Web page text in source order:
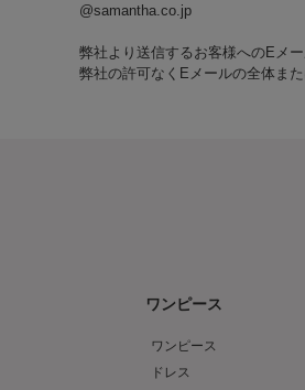
@samantha.co.jp
弊社より送信するお客様へのEメ
弊社の許可なくEメールの全体ま
ワンピース
ワンピース
ドレス